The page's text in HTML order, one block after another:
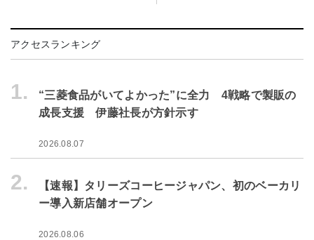
アクセスランキング
1.
“三菱食品がいてよかった”に全力 4戦略で製販の
成長支援 伊藤社長が方針示す
2026.08.07
2.
【速報】タリーズコーヒージャパン、初のベーカリ
ー導入新店舗オープン
2026.08.06